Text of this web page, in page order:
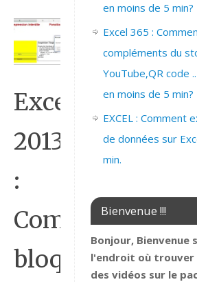
Excel
2013
:
Comment
bloquer
en moins de 5 min?
Excel 365 :
compléments du
YouTube,QR code
en moins de 5 min?
EXCEL : Comment
de données sur
min.
Bienvenue !!!
Bonjour, Bienvenue
l'endroit où trouver
des vidéos sur le